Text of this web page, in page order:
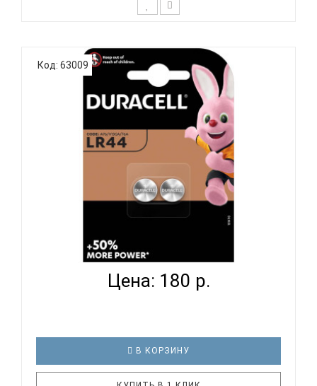
БАТАРЕЙКИ DURACELL РАЗМЕРА C — ДО 40%
БОЛЬШЕ ЭНЕРГИИ* *длительность работы
батарейки по сравнению с минимальным средним
сроком работы среди батареек типоразмера С по
результатам теста стандарта IEC 2015..
Код: 63009
Цена: 180 р.
В КОРЗИНУ